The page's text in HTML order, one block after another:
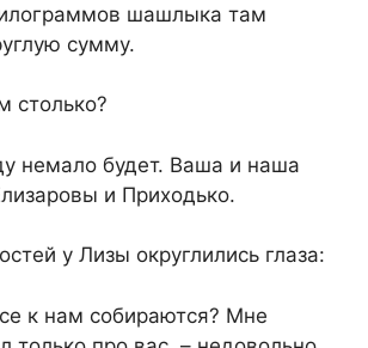
шашлыка там
сумму.
столько?
немало будет. Ваша и наша
и Приходько.
у Лизы округлились глаза:
к нам собираются? Мне